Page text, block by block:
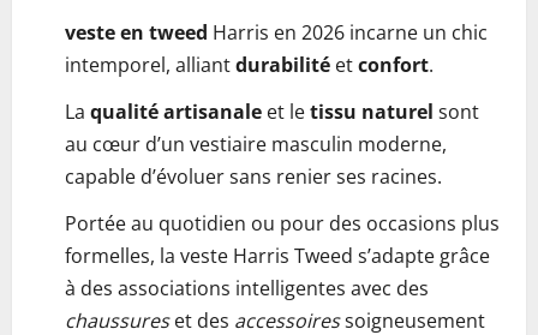
veste en tweed Harris en 2026 incarne un chic
intemporel, alliantdurabilité etconfort.
La qualité artisanale et letissu naturel sont
au cœur d’un vestiaire masculin moderne,
capable d’évoluer sans renier ses racines.
Portée au quotidien ou pour des occasions plus
formelles, la veste Harris Tweed s’adapte grâce
à des associations intelligentes avec des
chaussureset des accessoiressoigneusement